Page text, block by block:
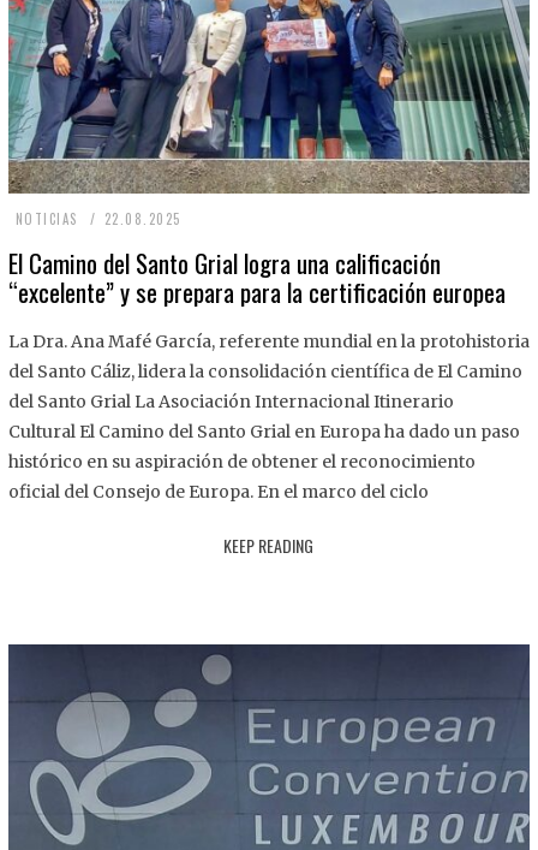
NOTICIAS 22.08.2025
.
8
2
2
El Camino del Santo Grial logra una calificación
“excelente” y se prepara para la certificación europea
La Dra. Ana Mafé García, referente mundial en la protohistoria
del Santo Cáliz, lidera la consolidación científica de El Camino
del Santo Grial La Asociación Internacional Itinerario
Cultural El Camino del Santo Grial en Europa ha dado un paso
histórico en su aspiración de obtener el reconocimiento
oficial del Consejo de Europa. En el marco del ciclo
KEEP READING